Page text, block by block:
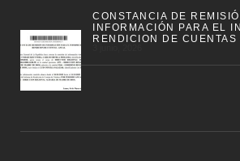
CONSTANCIA DE
INFORMACIÓN PARA EL
RENDICION DE CUENTAS